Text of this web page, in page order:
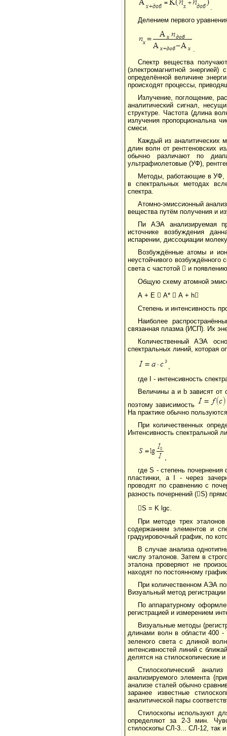
Делением первого
Спектр вещества
(электромагнитной
определённой величине
происходят процессы,
Излучение, поглощение,
аналитический сигнал,
структуре. Частота (длина
излучения пропорциональна
смеси.
Каждый из аналитических
длин волн от рентгеновских
обычно различают по
ультрафиолетовые (УФ),
Методы, работающие в УФ,
в спектральных методах
спектра.
Атомно-эмиссионный
вещества путём получения и
Пи АЭА анализируемая
источнике возбуждения
испарении, диссоциации
Возбуждённые атомы и
неустойчивого
света с частотой  и
Общую схему атомной
А + Е  А*  А + h
Степень и интенсивность
Наиболее
связанная плазма (ИСП). Их
Количественный АЭА
спектральных линий, которая
где I - интенсивность
Величины a и b зависят от
поэтому зависимость
На практике обычно
При количественных
Интенсивность спектральной
где S - степень почернения
пластинки, а I - через
проводят по сравнению с
разность почернений (S)
S = K lgc.
При методе трех
содержанием элементов и
градуировочный график, по
В случае анализа
числу эталонов. Затем в
эталона проверяют не
находят по постоянному
При количественном АЭА
Визуальный метод
По аппаратурному
регистрацией и измерением
Визуальные методы
длинами волн в области 400 -
зеленого света с длиной
интенсивностей линий с
делятся на стилоскопические
Стилоскопический
анализируемого элемента
анализе сталей обычно
заранее известные
аналитической пары
Стилоскопы используют
определяют за 2-3 мин.
стилоскопы СЛ-3... СЛ-12, так